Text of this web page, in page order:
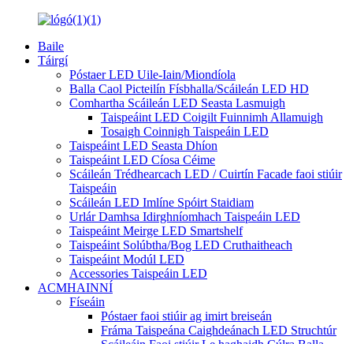
Baile
Táirgí
Póstaer LED Uile-Iain/Miondíola
Balla Caol Picteilín Físbhalla/Scáileán LED HD
Comhartha Scáileán LED Seasta Lasmuigh
Taispeáint LED Coigilt Fuinnimh Allamuigh
Tosaigh Coinnigh Taispeáin LED
Taispeáint LED Seasta Dhíon
Taispeáint LED Cíosa Céime
Scáileán Trédhearcach LED / Cuirtín Facade faoi stiúir
Taispeáin
Scáileán LED Imlíne Spóirt Staidiam
Urlár Damhsa Idirghníomhach Taispeáin LED
Taispeáint Meirge LED Smartshelf
Taispeáint Solúbtha/Bog LED Cruthaitheach
Taispeáint Modúl LED
Accessories Taispeáin LED
ACMHAINNÍ
Físeáin
Póstaer faoi stiúir ag imirt breiseán
Fráma Taispeána Caighdeánach LED Struchtúr